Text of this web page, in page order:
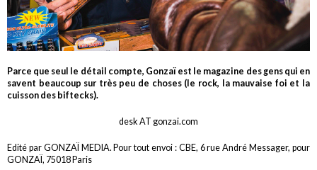
Parce que seul le détail compte, Gonzaï est le magazine des gens qui en
savent beaucoup sur très peu de choses (le rock, la mauvaise foi et la
cuisson des biftecks).
desk AT gonzai.com
Edité par GONZAÏ MEDIA. Pour tout envoi : CBE, 6 rue André Messager, pour
GONZAÏ, 75018 Paris